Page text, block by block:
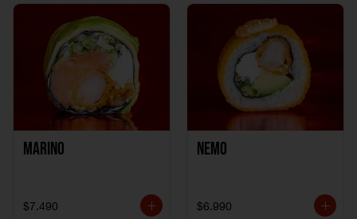
Marino
$7.490
Nemo
$6.990